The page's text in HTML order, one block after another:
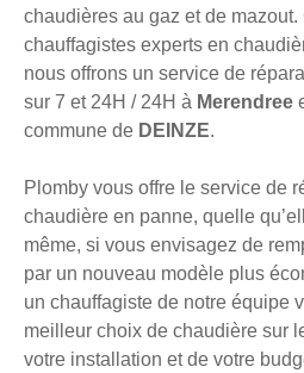
chaudières au gaz et de
chauffagistes experts en
nous offrons un service de
sur 7 et 24H / 24H à Merendree
commune de DEINZE.
Plomby vous offre le service de
chaudière en panne, quelle
même, si vous envisagez de
par un nouveau modèle plus
un chauffagiste de notre équipe
meilleur choix de chaudière sur
votre installation et de votre